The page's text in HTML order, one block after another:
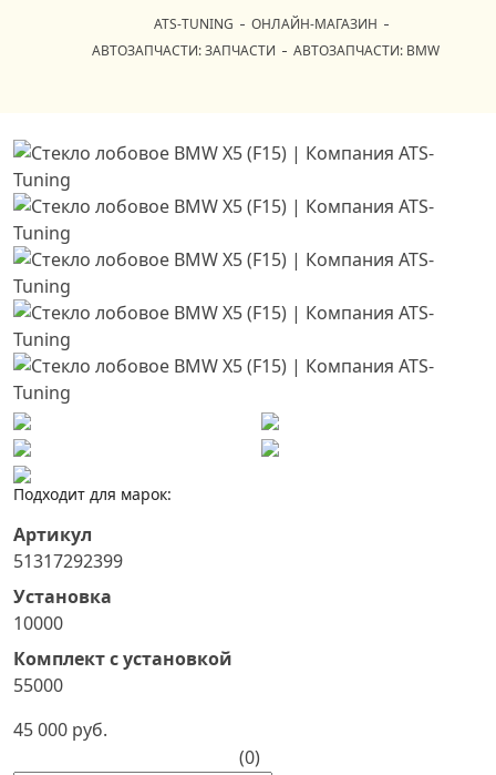
ATS-TUNING
ОНЛАЙН-МАГАЗИН
АВТОЗАПЧАСТИ: ЗАПЧАСТИ
АВТОЗАПЧАСТИ: BMW
Подходит для марок:
Артикул
51317292399
Установка
10000
Комплект с установкой
55000
45 000 руб.
(0)